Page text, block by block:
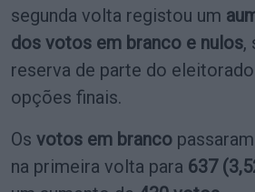
segunda volta registou um
dos votos em branco e nulos,
reserva de parte do
opções finais.
Os votos em branco
na primeira volta para 637